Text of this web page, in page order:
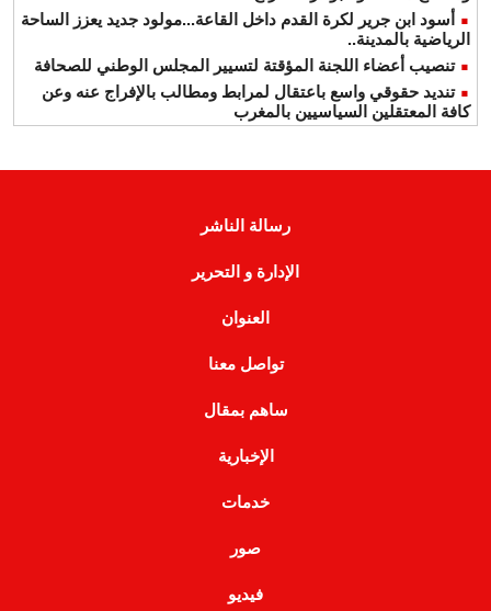
أسود ابن جرير لكرة القدم داخل القاعة...مولود جديد يعزز الساحة
الرياضية بالمدينة..
تنصيب أعضاء اللجنة المؤقتة لتسيير المجلس الوطني للصحافة
تنديد حقوقي واسع باعتقال لمرابط ومطالب بالإفراج عنه وعن
كافة المعتقلين السياسيين بالمغرب
رسالة الناشر
الإدارة و التحرير
العنوان
تواصل معنا
ساهم بمقال
الإخبارية
خدمات
صور
فيديو